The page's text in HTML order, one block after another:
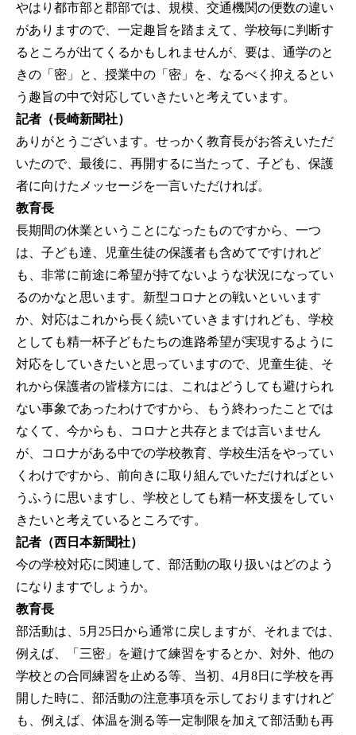
やはり都市部と郡部では、規模、交通機関の便数の違い
がありますので、一定趣旨を踏まえて、学校毎に判断す
るところが出てくるかもしれませんが、要は、通学のと
きの「密」と、授業中の「密」を、なるべく抑えるとい
う趣旨の中で対応していきたいと考えています。
記者（長崎新聞社）
ありがとうございます。せっかく教育長がお答えいただ
いたので、最後に、再開するに当たって、子ども、保護
者に向けたメッセージを一言いただければ。
教育長
長期間の休業ということになったものですから、一つ
は、子ども達、児童生徒の保護者も含めてですけれど
も、非常に前途に希望が持てないような状況になってい
るのかなと思います。新型コロナとの戦いといいます
か、対応はこれから長く続いていきますけれども、学校
としても精一杯子どもたちの進路希望が実現するように
対応をしていきたいと思っていますので、児童生徒、そ
れから保護者の皆様方には、これはどうしても避けられ
ない事象であったわけですから、もう終わったことでは
なくて、今からも、コロナと共存とまでは言いません
が、コロナがある中での学校教育、学校生活をやってい
くわけですから、前向きに取り組んでいただければとい
うふうに思いますし、学校としても精一杯支援をしてい
きたいと考えているところです。
記者（西日本新聞社）
今の学校対応に関連して、部活動の取り扱いはどのよう
になりますでしょうか。
教育長
部活動は、5月25日から通常に戻しますが、それまでは、
例えば、「三密」を避けて練習をするとか、対外、他の
学校との合同練習を止める等、当初、4月8日に学校を再
開した時に、部活動の注意事項を示しておりますけれど
も、例えば、体温を測る等一定制限を加えて部活動も再